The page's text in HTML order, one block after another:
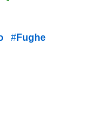
Fughe